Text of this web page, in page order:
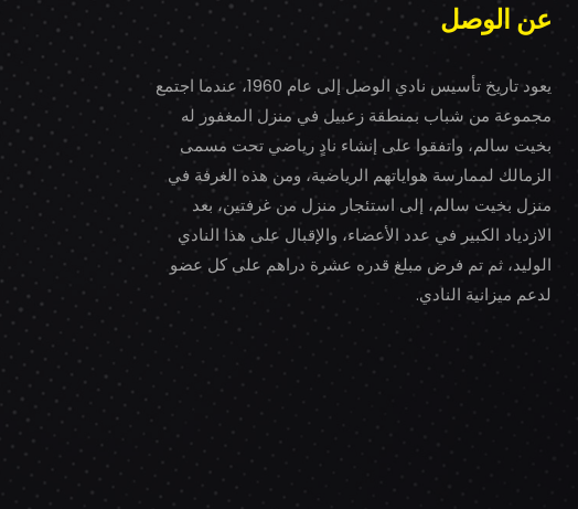
عن الوصل
يعود تاريخ تأسيس نادي الوصل إلى عام 1960، عندما اجتمع
مجموعة من شباب بمنطقة زعبيل في منزل المغفور له
بخيت سالم، واتفقوا على إنشاء نادٍ رياضي تحت مسمى
الزمالك لممارسة هواياتهم الرياضية، ومن هذه الغرفة في
منزل بخيت سالم، إلى استئجار منزل من غرفتين، بعد
الازدياد الكبير في عدد الأعضاء، والإقبال على هذا النادي
الوليد، ثم تم فرض مبلغ قدره عشرة دراهم على كل عضو
لدعم ميزانية النادي.